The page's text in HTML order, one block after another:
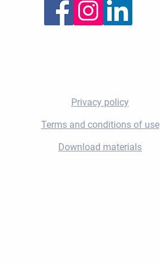
Privacy policy
Terms and conditions of use
Download materials